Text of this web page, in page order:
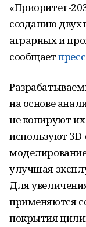
«Приоритет-
созданию
аграрных и
сообщает
на основе
не копируют
используют
улучшая
Для
применяются
покрытия